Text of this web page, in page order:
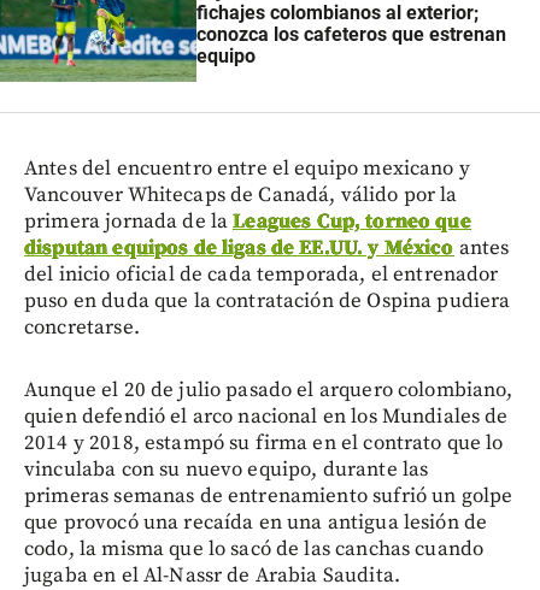
fichajes colombianos al exterior;
conozca los cafeteros que estrenan
equipo
Antes del encuentro entre el equipo mexicano y
Vancouver Whitecaps de Canadá, válido por la
primera jornada de laLeagues Cup, torneo que
disputan equipos de ligas de EE.UU. y México antes
del inicio oficial de cada temporada, el entrenador
puso en duda que la contratación de Ospina pudiera
concretarse.
Aunque el 20 de julio pasado el arquero colombiano,
quien defendió el arco nacional en los Mundiales de
2014 y 2018, estampó su firma en el contrato que lo
vinculaba con su nuevo equipo, durante las
primeras semanas de entrenamiento sufrió un golpe
que provocó una recaída en una antigua lesión de
codo, la misma que lo sacó de las canchas cuando
jugaba en el Al-Nassr de Arabia Saudita.